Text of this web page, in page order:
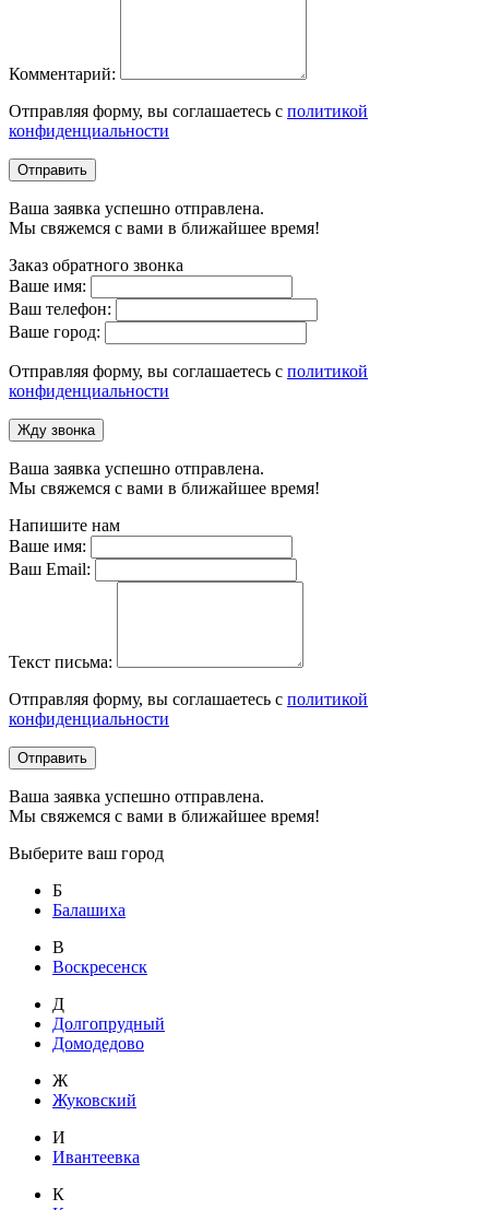
Комментарий:
Отправляя форму, вы соглашаетесь с политикой
конфиденциальности
Отправить
Ваша заявка успешно отправлена.
Мы свяжемся с вами в ближайшее время!
Заказ обратного звонка
Ваше имя:
Ваш телефон:
Ваше город:
Отправляя форму, вы соглашаетесь с политикой
конфиденциальности
Жду звонка
Ваша заявка успешно отправлена.
Мы свяжемся с вами в ближайшее время!
Напишите нам
Ваше имя:
Ваш Email:
Текст письма:
Отправляя форму, вы соглашаетесь с политикой
конфиденциальности
Отправить
Ваша заявка успешно отправлена.
Мы свяжемся с вами в ближайшее время!
Выберите ваш город
Б
Балашиха
В
Воскресенск
Д
Долгопрудный
Домодедово
Ж
Жуковский
И
Ивантеевка
К